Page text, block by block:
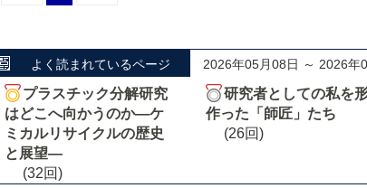
よく読まれているページ 2026年05月08日 ～ 2026年
プラスチック分解研究
はどこへ向かうのか―ケ
ミカルリサイクルの歴史
と展望―
(32回)
研究者としての私を
作った「師匠」たち
(26回)